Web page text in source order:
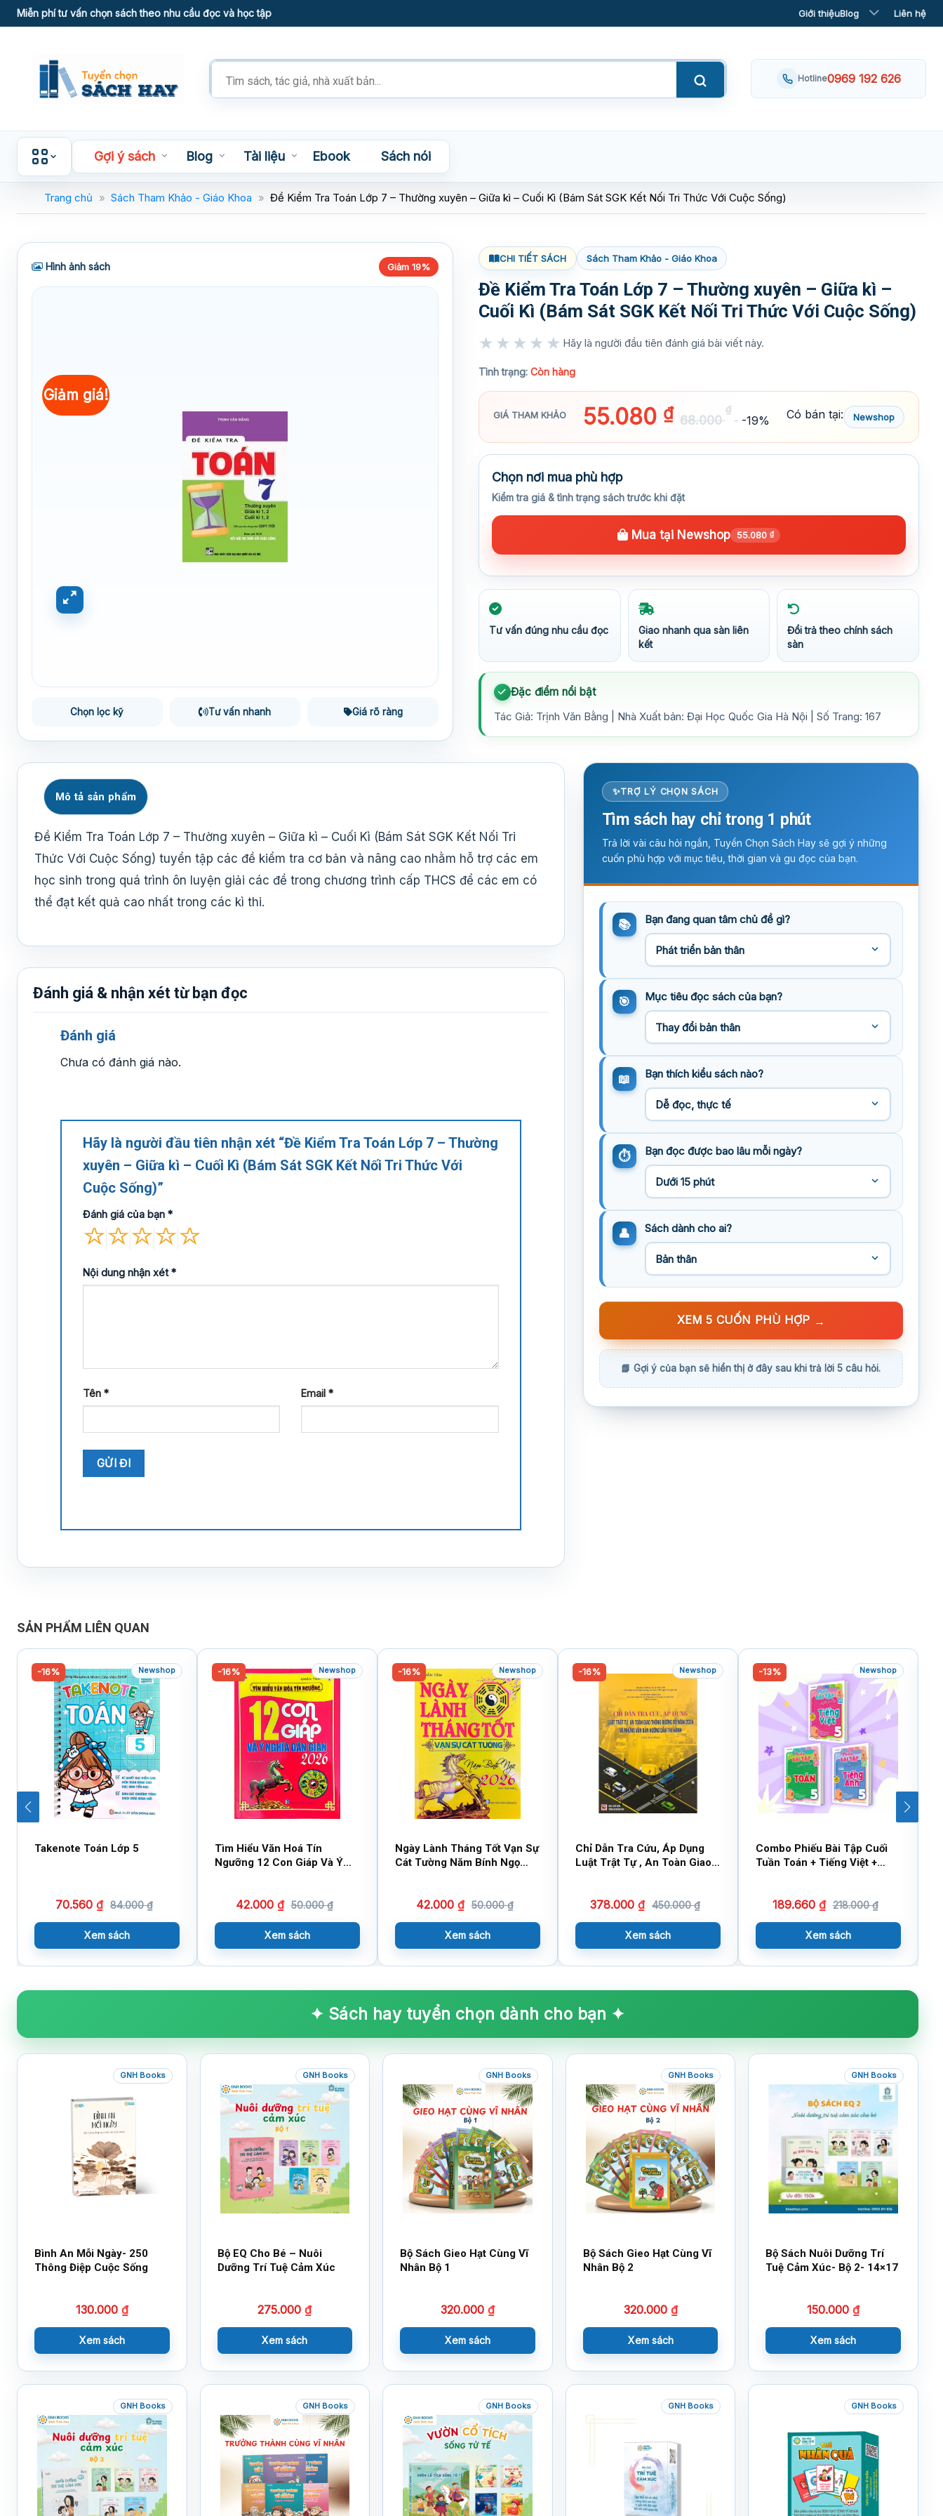
Skip
to
Miễn phí tư vấn chọn sách theo nhu cầu đọc và học tập Giới thiệuBlog Liên hệ
Tìm
kiếm
phẩm
Hotline0969 192 626
Gợi ý sách Blog Tài liệu Ebook Sách nói
Trang chủ » Sách Tham Khảo - Giáo Khoa » Đề Kiểm Tra Toán Lớp 7 – Thường xuyên – Giữa kì – Cuối Kì (Bám Sát SGK Kết Nối Tri Thức Với Cuộc Sống)
Hình ảnh sách Giảm 19%
Giảm giá!
Chọn lọc kỹ Tư vấn nhanh Giá rõ ràng
CHI TIẾT SÁCH Sách Tham Khảo - Giáo Khoa
Đề Kiểm Tra Toán Lớp 7 – Thường xuyên – Giữa kì –
Cuối Kì (Bám Sát SGK Kết Nối Tri Thức Với Cuộc Sống)
★★★★★ Hãy là người đầu tiên đánh giá bài viết này.
Tình trạng: Còn hàng
GIÁ THAM KHẢO 55.080 ₫ 68.000
₫
-19% Có bán tại: Newshop
Chọn nơi mua phù hợp
Kiểm tra giá & tình trạng sách trước khi đặt
Mua tại Newshop 55.080 ₫
Tư vấn đúng nhu cầu đọc
Giao nhanh qua sàn liên
kết
Đổi trả theo chính sách
sàn
Đặc điểm nổi bật
Tác Giả: Trịnh Văn Bằng | Nhà Xuất bản: Đại Học Quốc Gia Hà Nội | Số Trang: 167
Mô tả sản phẩm
Đề Kiểm Tra Toán Lớp 7 – Thường xuyên – Giữa kì – Cuối Kì (Bám Sát SGK Kết Nối Tri
Thức Với Cuộc Sống) tuyển tập các đề kiểm tra cơ bản và nâng cao nhằm hỗ trợ các em
học sinh trong quá trình ôn luyện giải các đề trong chương trình cấp THCS để các em có
thể đạt kết quả cao nhất trong các kì thi.
Đánh giá & nhận xét từ bạn đọc
Đánh giá
Chưa có đánh giá nào.
Hãy là người đầu tiên nhận xét “Đề Kiểm Tra Toán Lớp 7 – Thường
xuyên – Giữa kì – Cuối Kì (Bám Sát SGK Kết Nối Tri Thức Với
Cuộc Sống)”
Đánh giá của bạn *
Nội dung nhận xét*
Tên * Email*
TRỢ LÝ CHỌN SÁCH
Tìm sách hay chỉ trong 1 phút
Trả lời vài câu hỏi ngắn, Tuyển Chọn Sách Hay sẽ gợi ý những
cuốn phù hợp với mục tiêu, thời gian và gu đọc của bạn.
Bạn đang quan tâm chủ đề gì?
Mục tiêu đọc sách của bạn?
Bạn thích kiểu sách nào?
Bạn đọc được bao lâu mỗi ngày?
Sách dành cho ai?
XEM 5 CUỐN PHÙ HỢP →
SẢN PHẨM LIÊN QUAN
-16% Newshop
Takenote Toán Lớp 5
70.560 ₫ 84.000₫
Xem sách
-16% Newshop
Tìm Hiểu Văn Hoá Tín
Ngưỡng 12 Con Giáp Và Ý
42.000 ₫ 50.000₫
Xem sách
-16% Newshop
Ngày Lành Tháng Tốt Vạn Sự
Cát Tường Năm Bính Ngọ
42.000 ₫ 50.000₫
Xem sách
-16% Newshop
Chỉ Dẫn Tra Cứu, Áp Dụng
Luật Trật Tự , An Toàn Giao
Dẫn Thi Hành (Sách Tham
378.000 ₫ 450.000₫
Xem sách
-13% Newshop
Combo Phiếu Bài Tập Cuối
Tuần Toán + Tiếng Việt +
189.660 ₫ 218.000₫
Xem sách
✦ Sách hay tuyển chọn dành cho bạn ✦
GNH Books
Bình An Mỗi Ngày- 250
Thông Điệp Cuộc Sống
130.000 ₫
Xem sách
GNH Books
Bộ EQ Cho Bé – Nuôi
Dưỡng Trí Tuệ Cảm Xúc
275.000₫
Xem sách
GNH Books
Bộ Sách Gieo Hạt Cùng Vĩ
Nhân Bộ 1
320.000 ₫
Xem sách
GNH Books
Bộ Sách Gieo Hạt Cùng Vĩ
Nhân Bộ 2
320.000 ₫
Xem sách
GNH Books
Bộ Sách Nuôi Dưỡng Trí
Tuệ Cảm Xúc- Bộ 2- 14×17
150.000₫
Xem sách
GNH Books GNH Books GNH Books GNH Books GNH Books